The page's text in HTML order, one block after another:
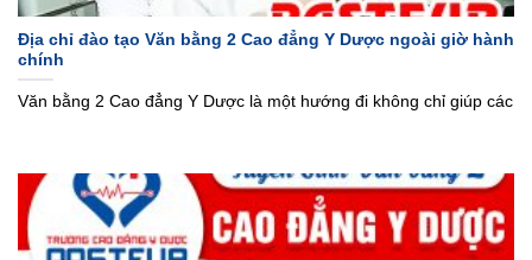
Địa chỉ đào tạo Văn bằng 2 Cao đẳng Y Dược ngoài giờ hành
chính
Văn bằng 2 Cao đẳng Y Dược là một hướng đi không chỉ giúp các